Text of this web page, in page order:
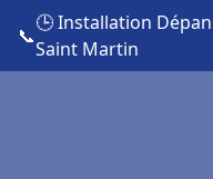
📞
🕒 Installation
Saint Martin